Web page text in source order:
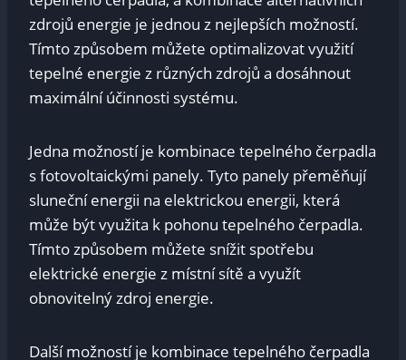
zdrojů energie je jednou z nejlepších možností.
Tímto způsobem můžete optimalizovat využití
tepelné energie z různých zdrojů a dosáhnout
maximální účinnosti systému.
Jedna možností je kombinace tepelného čerpadla
s fotovoltaickými panely. Tyto panely přeměňují
sluneční energii na elektrickou energii, která
může být využita k pohonu tepelného čerpadla.
Tímto způsobem můžete snížit spotřebu
elektrické energie z místní sítě a využít
obnovitelný zdroj energie.
Další možností je kombinace tepelného čerpadla